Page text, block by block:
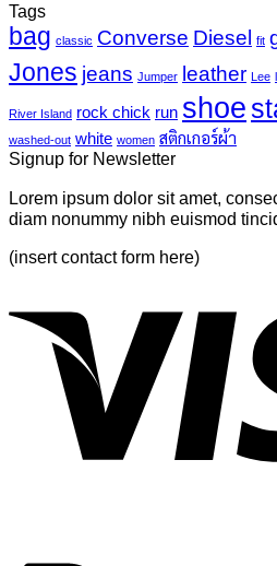
Tags
bag classic Converse Diesel fit
Jones jeans Jumper leather Lee
River Island rock chick run shoe
washed-out white women สติกเกอร์ผ้า
Signup for Newsletter
Lorem ipsum dolor sit amet,
diam nonummy nibh euismod
(insert contact form here)